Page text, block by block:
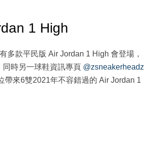
1 High
多款平民版 Air Jordan 1 High 會登場，
時另一球鞋資訊專頁 @zsneakerheadz
帶來6雙2021年不容錯過的 Air Jordan 1